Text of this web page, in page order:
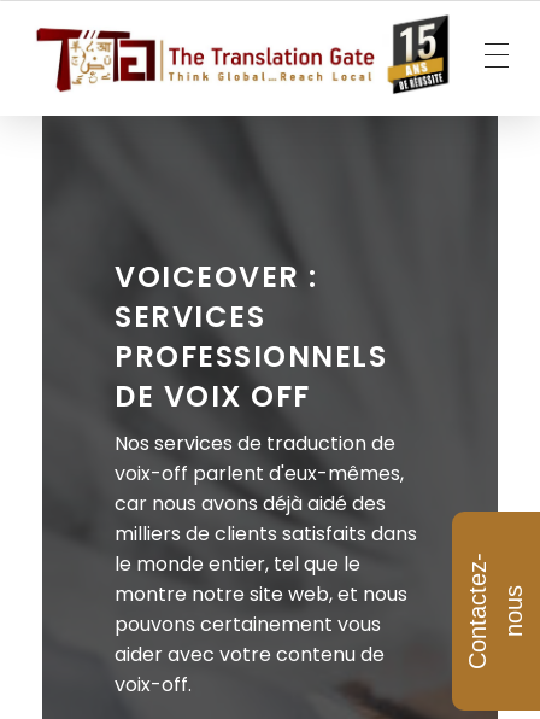
The Translation Gate
VOICEOVER :
SERVICES
PROFESSIONNELS
DE VOIX OFF
Nos services de traduction de
voix-off parlent d'eux-mêmes,
car nous avons déjà aidé des
milliers de clients satisfaits dans
le monde entier, tel que le
montre notre site web, et nous
pouvons certainement vous
aider avec votre contenu de
voix-off.
C
o
n
t
a
c t
e
z
-
n
o
u s